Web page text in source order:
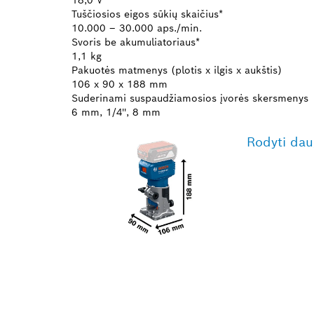
Tuščiosios eigos sūkių skaičius*
10.000 – 30.000 aps./min.
Svoris be akumuliatoriaus*
1,1 kg
Pakuotės matmenys (plotis x ilgis x aukštis)
106 x 90 x 188 mm
Suderinami suspaudžiamosios įvorės skersmenys
6 mm, 1/4'', 8 mm
Rodyti